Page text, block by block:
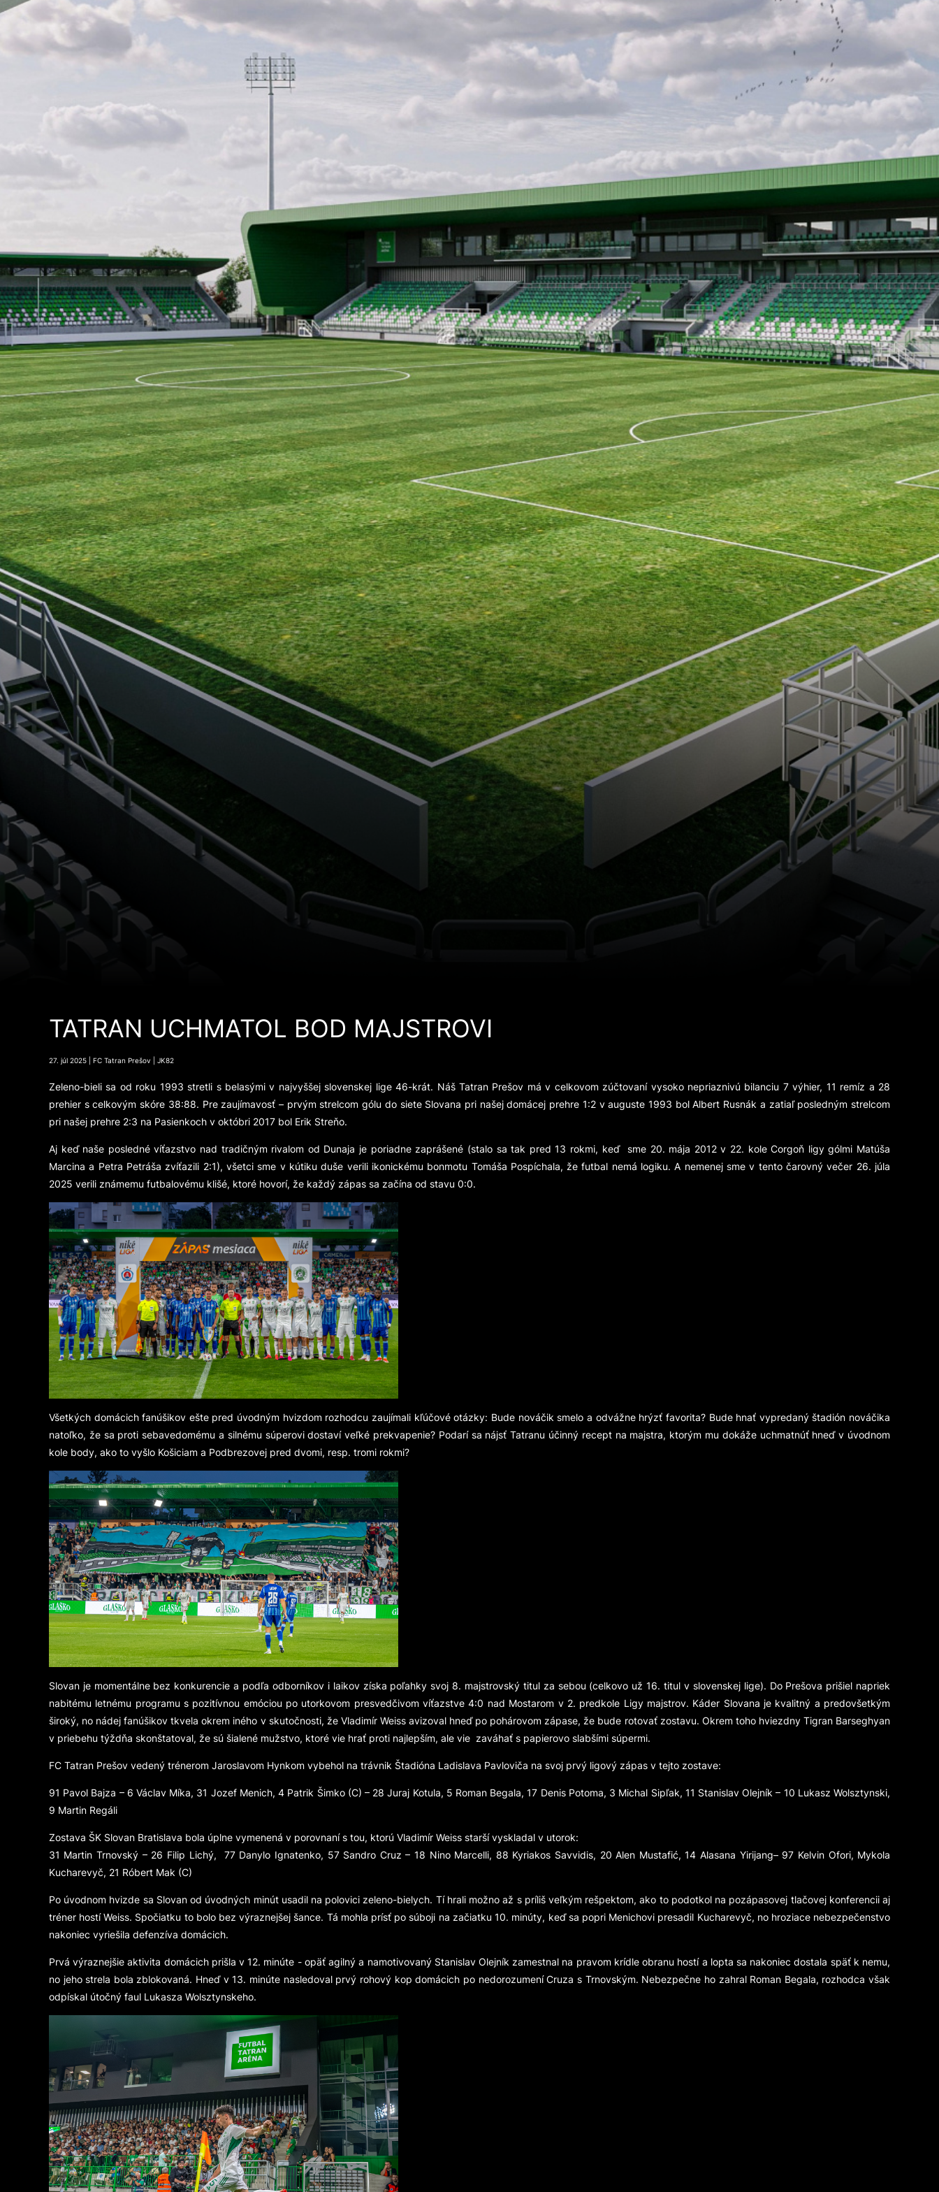
TATRAN UCHMATOL BOD MAJSTROVI
27. júl 2025 | FC Tatran Prešov | JK82
Zeleno-bieli sa od roku 1993 stretli s belasými v najvyššej slovenskej lige 46-krát. Náš Tatran Prešov má v celkovom zúčtovaní vysoko nepriaznivú bilanciu 7 výhier, 11 remíz a 28
prehier s celkovým skóre 38:88. Pre zaujímavosť – prvým strelcom gólu do siete Slovana pri našej domácej prehre 1:2 v auguste 1993 bol Albert Rusnák a zatiaľ posledným strelcom
pri našej prehre 2:3 na Pasienkoch v októbri 2017 bol Erik Streňo.
Aj keď naše posledné víťazstvo nad tradičným rivalom od Dunaja je poriadne zaprášené (stalo sa tak pred 13 rokmi, keď sme 20. mája 2012 v 22. kole Corgoň ligy gólmi Matúša
Marcina a Petra Petráša zvíťazili 2:1), všetci sme v kútiku duše verili ikonickému bonmotu Tomáša Pospíchala, že futbal nemá logiku. A nemenej sme v tento čarovný večer 26. júla
2025 verili známemu futbalovému klišé, ktoré hovorí, že každý zápas sa začína od stavu 0:0.
Všetkých domácich fanúšikov ešte pred úvodným hvizdom rozhodcu zaujímali kľúčové otázky: Bude nováčik smelo a odvážne hrýzť favorita? Bude hnať vypredaný štadión nováčika
natoľko, že sa proti sebavedomému a silnému súperovi dostaví veľké prekvapenie? Podarí sa nájsť Tatranu účinný recept na majstra, ktorým mu dokáže uchmatnúť hneď v úvodnom
kole body, ako to vyšlo Košiciam a Podbrezovej pred dvomi, resp. tromi rokmi?
Slovan je momentálne bez konkurencie a podľa odborníkov i laikov získa poľahky svoj 8. majstrovský titul za sebou (celkovo už 16. titul v slovenskej lige). Do Prešova prišiel napriek
nabitému letnému programu s pozitívnou emóciou po utorkovom presvedčivom víťazstve 4:0 nad Mostarom v 2. predkole Ligy majstrov. Káder Slovana je kvalitný a predovšetkým
široký, no nádej fanúšikov tkvela okrem iného v skutočnosti, že Vladimír Weiss avizoval hneď po pohárovom zápase, že bude rotovať zostavu. Okrem toho hviezdny Tigran Barseghyan
v priebehu týždňa skonštatoval, že sú šialené mužstvo, ktoré vie hrať proti najlepším, ale vie zaváhať s papierovo slabšími súpermi.
FC Tatran Prešov vedený trénerom Jaroslavom Hynkom vybehol na trávnik Štadióna Ladislava Pavloviča na svoj prvý ligový zápas v tejto zostave:
91 Pavol Bajza – 6 Václav Míka, 31 Jozef Menich, 4 Patrik Šimko (C) – 28 Juraj Kotula, 5 Roman Begala, 17 Denis Potoma, 3 Michal Sipľak, 11 Stanislav Olejník – 10 Lukasz Wolsztynski,
9 Martin Regáli
Zostava ŠK Slovan Bratislava bola úplne vymenená v porovnaní s tou, ktorú Vladimír Weiss starší vyskladal v utorok:
31 Martin Trnovský – 26 Filip Lichý, 77 Danylo Ignatenko, 57 Sandro Cruz – 18 Nino Marcelli, 88 Kyriakos Savvidis, 20 Alen Mustafić, 14 Alasana Yirijang– 97 Kelvin Ofori, Mykola
Kucharevyč, 21 Róbert Mak (C)
Po úvodnom hvizde sa Slovan od úvodných minút usadil na polovici zeleno-bielych. Tí hrali možno až s príliš veľkým rešpektom, ako to podotkol na pozápasovej tlačovej konferencii aj
tréner hostí Weiss. Spočiatku to bolo bez výraznejšej šance. Tá mohla prísť po súboji na začiatku 10. minúty, keď sa popri Menichovi presadil Kucharevyč, no hroziace nebezpečenstvo
nakoniec vyriešila defenzíva domácich.
Prvá výraznejšie aktivita domácich prišla v 12. minúte - opäť agilný a namotivovaný Stanislav Olejník zamestnal na pravom krídle obranu hostí a lopta sa nakoniec dostala späť k nemu,
no jeho strela bola zblokovaná. Hneď v 13. minúte nasledoval prvý rohový kop domácich po nedorozumení Cruza s Trnovským. Nebezpečne ho zahral Roman Begala, rozhodca však
odpískal útočný faul Lukasza Wolsztynskeho.